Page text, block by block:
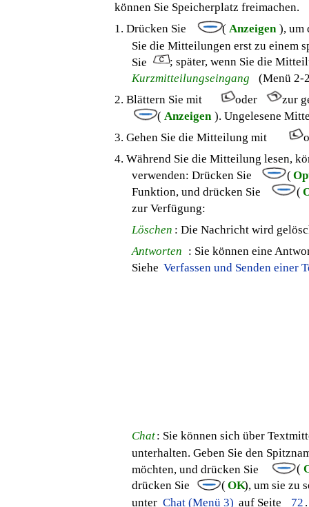
können Sie Speicherplatz freimachen.
1. Drücken Sie
( Anzeigen ), um
Sie die Mitteilungen erst zu einem
Sie
; später, wenn Sie die
Kurzmitteilungseingang
(Menü 2-
2. Blättern Sie mit
oder
zur
( Anzeigen ). Ungelesene
3. Gehen Sie die Mitteilung mit
4. Während Sie die Mitteilung lesen,
verwenden: Drücken Sie
(
Funktion, und drücken Sie
(
zur Verfügung:
Löschen : Die Nachricht wird
Antworten : Sie können eine
Siehe Verfassen und Senden einer
Chat: Sie können sich über
unterhalten. Geben Sie den
möchten, und drücken Sie
(
drücken Sie
( OK), um sie zu
unter Chat (Menü 3) auf Seite 72 .